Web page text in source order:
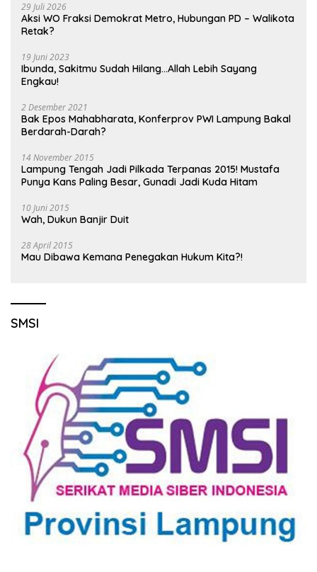
29 Juli 2026
Aksi WO Fraksi Demokrat Metro, Hubungan PD – Walikota
Retak?
19 Juni 2023
Ibunda, Sakitmu Sudah Hilang…Allah Lebih Sayang
Engkau!
2 Desember 2021
Bak Epos Mahabharata, Konferprov PWI Lampung Bakal
Berdarah-Darah?
14 November 2015
Lampung Tengah Jadi Pilkada Terpanas 2015! Mustafa
Punya Kans Paling Besar, Gunadi Jadi Kuda Hitam
10 Juni 2015
Wah, Dukun Banjir Duit
28 April 2015
Mau Dibawa Kemana Penegakan Hukum Kita?!
SMSI